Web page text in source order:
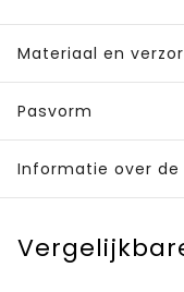
Materiaal en
Pasvorm
Informatie over de